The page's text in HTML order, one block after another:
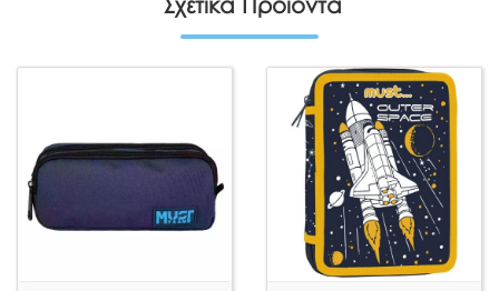
Σχετικά Προϊόντα